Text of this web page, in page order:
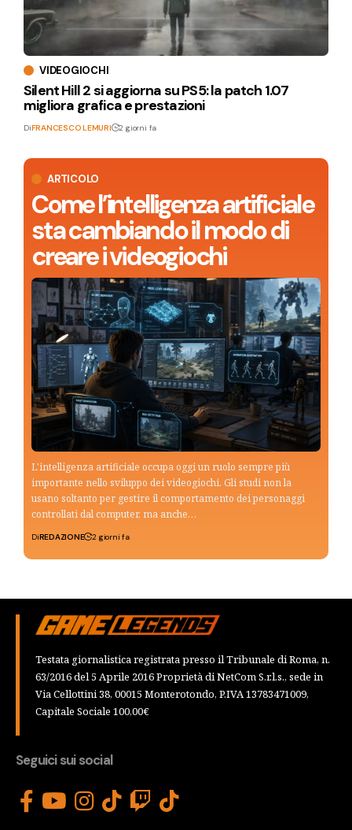
ARTICOLO
Come l’intelligenza artificiale
sta cambiando il modo di
creare i videogiochi
L'intelligenza artificiale occupa oggi un ruolo sempre più
importante nello sviluppo dei videogiochi. Gli studi non la
usano soltanto per gestire il comportamento dei personaggi
controllati dal computer, ma anche…
DiREDAZIONE 2 giorni fa
VIDEOGIOCHI
Silent Hill 2 si aggiorna su PS5: la patch 1.07
migliora grafica e prestazioni
DiFRANCESCO LEMURI 2 giorni fa
Testata giornalistica registrata presso il Tribunale di Roma, n.
63/2016 del 5 Aprile 2016 Proprietà di NetCom S.r.l.s., sede in
Via Cellottini 38, 00015 Monterotondo, P.IVA 13783471009,
Capitale Sociale 100,00€
Seguici sui social